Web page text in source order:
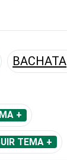
BACHATA
+
TEMA +